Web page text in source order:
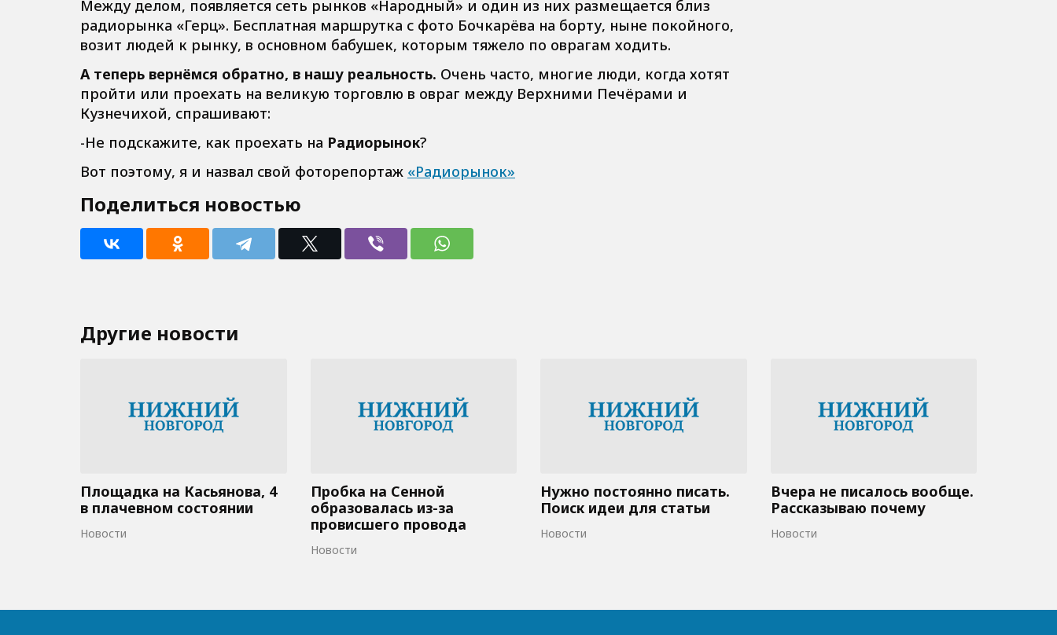
Между делом, появляется сеть рынков «Народный» и один из них размещается близ
радиорынка «Герц». Бесплатная маршрутка с фото Бочкарёва на борту, ныне покойного,
возит людей к рынку, в основном бабушек, которым тяжело по оврагам ходить.
А теперь вернёмся обратно, в нашу реальность. Очень часто, многие люди, когда хотят
пройти или проехать на великую торговлю в овраг между Верхними Печёрами и
Кузнечихой, спрашивают:
-Не подскажите, как проехать на Радиорынок?
Вот поэтому, я и назвал свой фоторепортаж «Радиорынок»
Поделиться новостью
Другие новости
Площадка на Касьянова, 4
в плачевном состоянии
Новости
Пробка на Сенной
образовалась из-за
провисшего провода
Новости
Нужно постоянно писать.
Поиск идеи для статьи
Новости
Вчера не писалось вообще.
Рассказываю почему
Новости